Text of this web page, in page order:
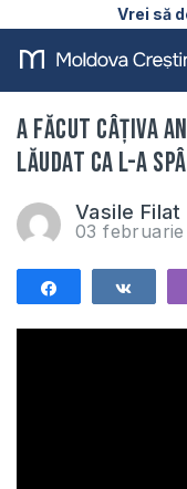
Vrei să
A făcut câțiva
lăudat ca l-a
Vasile Filat
03 februarie